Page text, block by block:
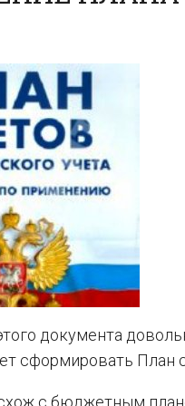
документа
сформировать План
с бюджетным